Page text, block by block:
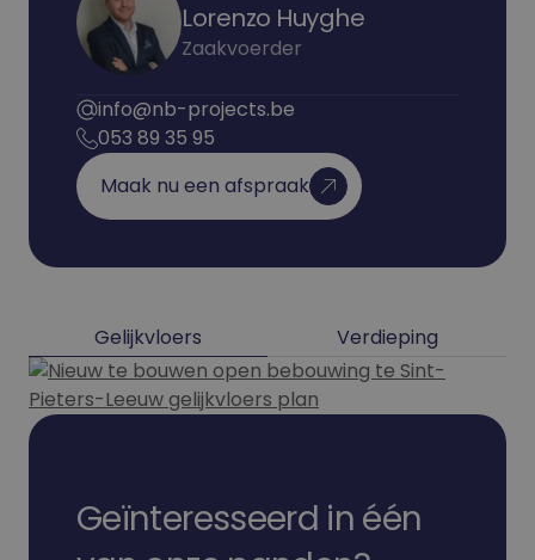
Lorenzo Huyghe
Zaakvoerder
info@nb-projects.be
053 89 35 95
Maak nu een afspraak
Gelijkvloers Verdieping
Geïnteresseerd in één